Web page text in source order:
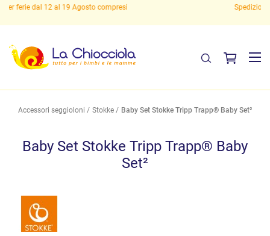
Spedizioni gratuite sopra i 29,90 euro!
Accessori seggioloni Stokke Baby Set Stokke Tripp Trapp® Baby Set²
Baby Set Stokke Tripp Trapp® Baby
Set²